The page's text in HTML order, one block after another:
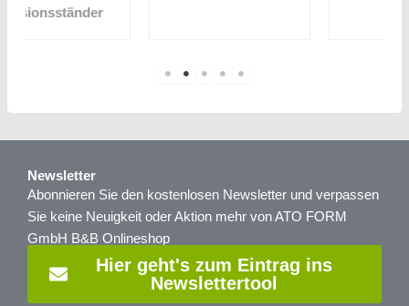
Newsletter
Abonnieren Sie den kostenlosen Newsletter und verpassen
Sie keine Neuigkeit oder Aktion mehr von ATO FORM
GmbH B&B Onlineshop
Hier geht's zum Eintrag ins
Newslettertool